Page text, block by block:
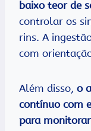
baixo teor de
controlar os
rins. A
com
Além disso, o
contínuo com
para